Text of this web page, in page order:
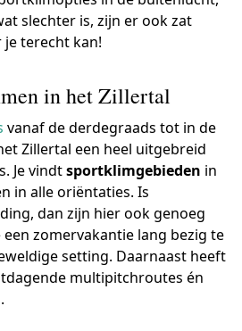
slechter is, zijn er ook zat
terecht kan!
in het Zillertal
vanaf de derdegraads tot in de
Zillertal een heel uitgebreid
Je vindtsportklimgebieden in
in alle oriëntaties. Is
dan zijn hier ook genoeg
zomervakantie lang bezig te
setting. Daarnaast heeft
multipitchroutes én